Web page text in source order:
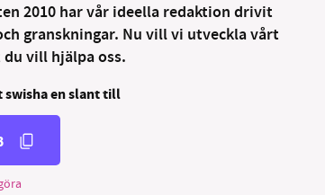
2010 har vår ideella redaktion drivit
granskningar. Nu vill vi utveckla vårt
vill hjälpa oss.
en slant till